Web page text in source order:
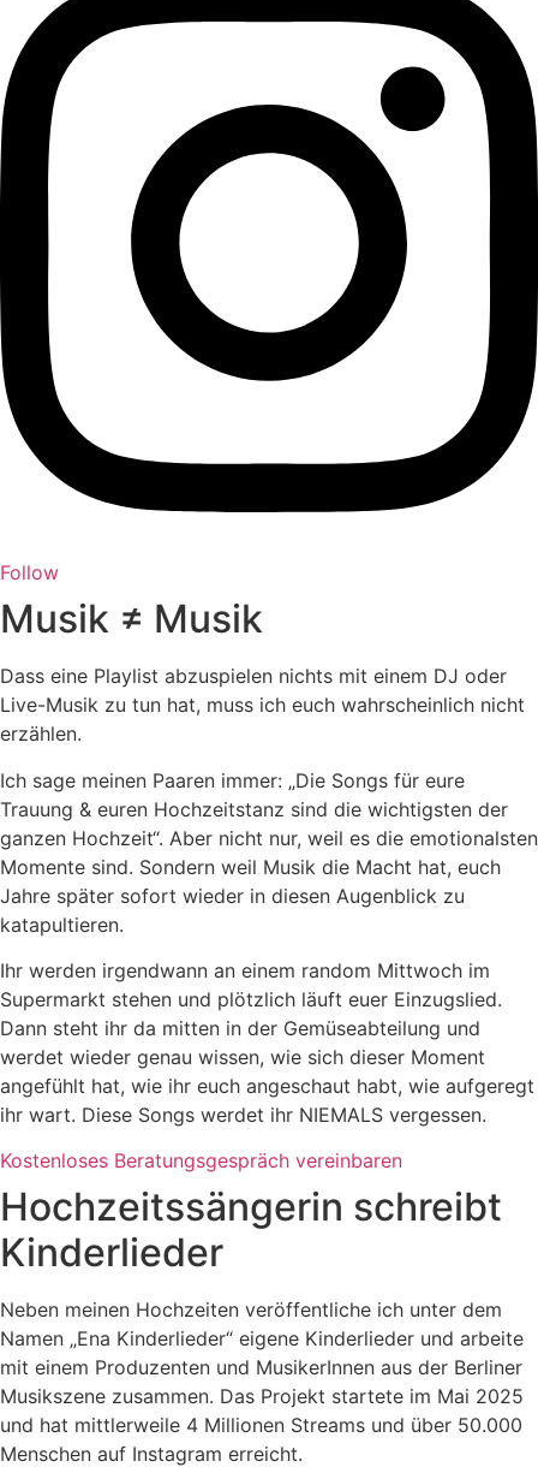
Follow
Musik ≠ Musik
Dass eine Playlist abzuspielen nichts mit einem DJ oder
Live-Musik zu tun hat, muss ich euch wahrscheinlich nicht
erzählen.
Ich sage meinen Paaren immer: „Die Songs für eure
Trauung & euren Hochzeitstanz sind die wichtigsten der
ganzen Hochzeit“. Aber nicht nur, weil es die emotionalsten
Momente sind. Sondern weil Musik die Macht hat, euch
Jahre später sofort wieder in diesen Augenblick zu
katapultieren.
Ihr werden irgendwann an einem random Mittwoch im
Supermarkt stehen und plötzlich läuft euer Einzugslied.
Dann steht ihr da mitten in der Gemüseabteilung und
werdet wieder genau wissen, wie sich dieser Moment
angefühlt hat, wie ihr euch angeschaut habt, wie aufgeregt
ihr wart. Diese Songs werdet ihr NIEMALS vergessen.
Kostenloses Beratungsgespräch vereinbaren
Hochzeitssängerin schreibt
Kinderlieder
Neben meinen Hochzeiten veröffentliche ich unter dem
Namen „Ena Kinderlieder“ eigene Kinderlieder und arbeite
mit einem Produzenten und MusikerInnen aus der Berliner
Musikszene zusammen. Das Projekt startete im Mai 2025
und hat mittlerweile 4 Millionen Streams und über 50.000
Menschen auf Instagram erreicht.